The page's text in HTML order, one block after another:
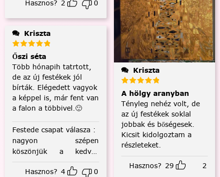
Hasznos? 2 0
Kriszta
Őszi séta
Több hónapih tatrtott,
de az új festékek jól
bírták. Elégedett vagyok
a képpel is, már fent van
a falon a többivel.🙂
Festede csapat válasza :
nagyon szépen
köszönjük a kedves
visszajelzést! :)
Hasznos? 4 0
Kriszta
A hölgy aranyban
Tényleg nehéz volt, de
az új festékek soklal
jobbak és bőségesek.
Kicsit kidolgoztam a
részleteket.
Hasznos? 29 2